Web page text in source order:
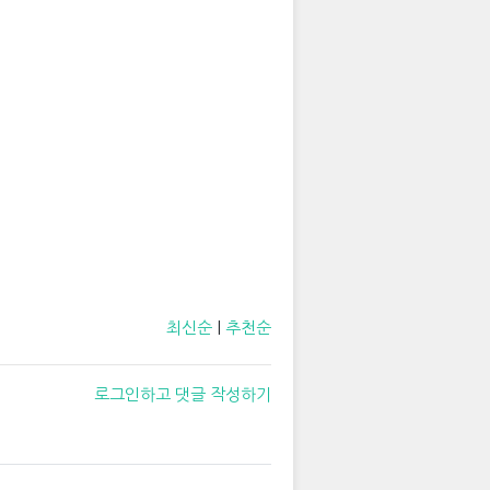
최신순 추천순
로그인하고 댓글 작성하기